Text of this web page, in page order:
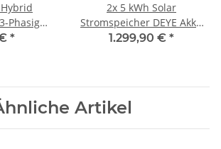
Hybrid
Phasig
48V
*
2x 5 kWh Solar
Stromspeicher DEYE Akku
Batterie 48V LiFePo4
1.299,90 € *
Artikel